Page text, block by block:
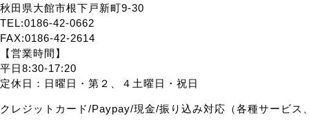
秋田県大館市根下戸新町9-30
TEL:0186-42-0662
FAX:0186-42-2614
【営業時間】
平日8:30-17:20
定休日：日曜日・第２、４土曜日・祝日
クレジットカード/Paypay/現金/振り込み対応（各種サービ